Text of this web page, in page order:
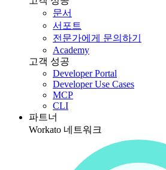
문서
서포트
전문가에게 문의하기
Academy
고객 성공
Developer Portal
Developer Use Cases
MCP
CLI
파트너
Workato 네트워크